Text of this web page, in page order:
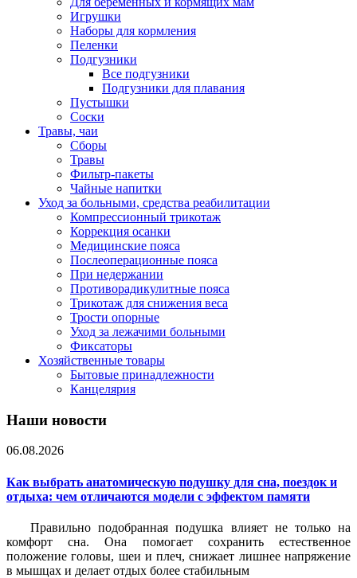
Игрушки
Наборы для кормления
Пеленки
Подгузники
Все подгузники
Подгузники для плавания
Пустышки
Соски
Травы, чаи
Сборы
Травы
Фильтр-пакеты
Чайные напитки
Уход за больными, средства реабилитации
Компрессионный трикотаж
Коррекция осанки
Медицинские пояса
Послеоперационные пояса
При недержании
Противорадикулитные пояса
Трикотаж для снижения веса
Трости опорные
Уход за лежачими больными
Фиксаторы
Хозяйственные товары
Бытовые принадлежности
Канцелярия
Наши новости
06.08.2026
Как выбрать анатомическую подушку для сна, поездок и
отдыха: чем отличаются модели с эффектом памяти
Правильно подобранная подушка влияет не только на
комфорт сна. Она помогает сохранить естественное
положение головы, шеи и плеч, снижает лишнее напряжение
в мышцах и делает отдых более стабильным